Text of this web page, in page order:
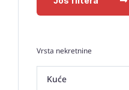
Vrsta nekretnine